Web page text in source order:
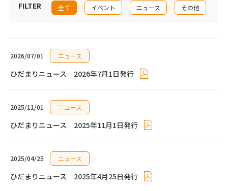
FILTER 全て イベント ニュース その他
2026/07/01 ニュース
ひだまりニュース 2026年7月1日発行
2025/11/01 ニュース
ひだまりニュース 2025年11月1日発行
2025/04/25 ニュース
ひだまりニュース 2025年4月25日発行